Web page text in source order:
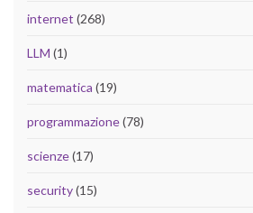
internet (268)
LLM (1)
matematica (19)
programmazione(78)
scienze(17)
security(15)